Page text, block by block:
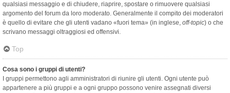
qualsiasi messaggio e di chiudere, riaprire, spostare o rimuovere qualsiasi
argomento del forum da loro moderato. Generalmente il compito dei moderatori
è quello di evitare che gli utenti vadano «fuori tema» (in inglese, off-topic) o che
scrivano messaggi oltraggiosi ed offensivi.
Top
Cosa sono i gruppi di utenti?
I gruppi permettono agli amministratori di riunire gli utenti. Ogni utente può
appartenere a più gruppi e a ogni gruppo possono venire assegnati diversi